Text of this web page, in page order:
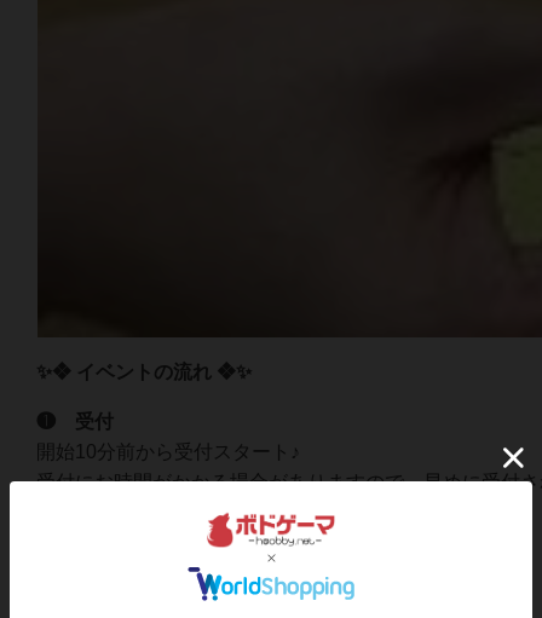
✨❖ イベントの流れ ❖✨
❶ 受付
開始10分前から受付スタート♪
受付にお時間がかかる場合がありますので、早めに受付
❷ ソフトドリンクオーダー
１ドリンク付きです✨